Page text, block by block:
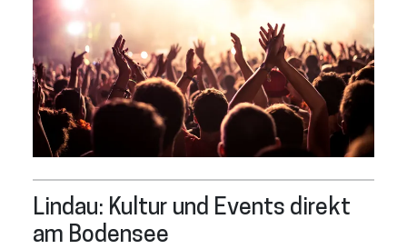
Lindau: Kultur und Events direkt
am Bodensee